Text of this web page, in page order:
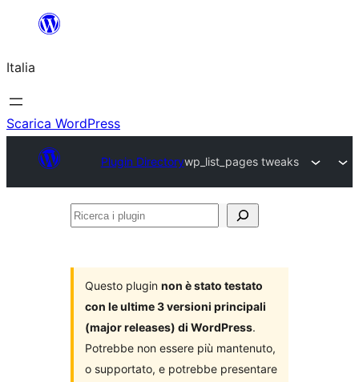
contenuto
Italia
Scarica WordPress
Plugin Directorywp_list_pages tweaks
Ricerca
Questo plugin non è stato testato
con le ultime 3 versioni principali
(major releases) di WordPress.
Potrebbe non essere più mantenuto,
o supportato, e potrebbe presentare